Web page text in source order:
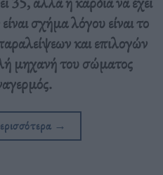
σχήμα λόγου είναι το
και επιλογών
μηχανή του σώματος
→